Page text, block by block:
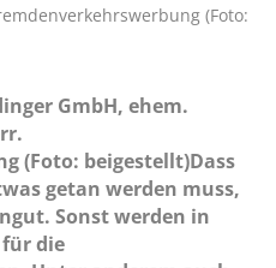
(Foto:
GmbH, ehem.
(Foto: beigestellt)Dass
getan werden muss,
Sonst werden in
für die